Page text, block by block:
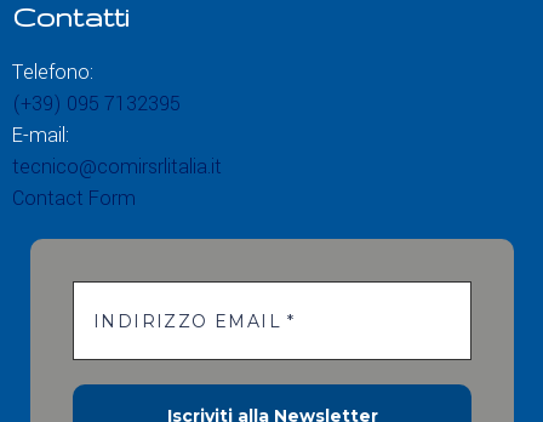
Contatti
Telefono:
(+39) 095 7132395
E-mail:
tecnico@comirsrlitalia.it
Contact Form